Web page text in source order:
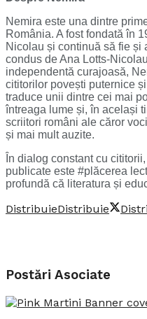
Nemira este una dintre
România. A fost fondată în
Nicolau și continuă să fie și
condus de Ana Lotts-
independentă curajoasă,
cititorilor povești puternice
traduce unii dintre cei mai
întreaga lume și, în același
scriitori români ale căror
și mai mult auzite.
În dialog constant cu
publicate este #plăcerea
profundă că literatura și
DistribuieDistribuie
Postări Asociate